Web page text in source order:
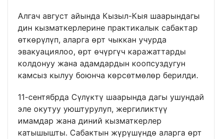
Алгач август айында Кызыл-Кыя шаарындагы
дин кызматкерлерине практикалык сабактар
өткөрүлүп, аларга өрт чыккан учурда
эвакуациялоо, өрт өчүргүч каражаттарды
колдонуу жана адамдардын коопсуздугун
камсыз кылуу боюнча көрсөтмөлөр берилди.
11-сентябрда Сүлүктү шаарында дагы ушундай
эле окутуу уюштурулуп, жергиликтүү
имамдар жана диний кызматкерлер
катышышты. Сабактын жүрүшүндө аларга өрт